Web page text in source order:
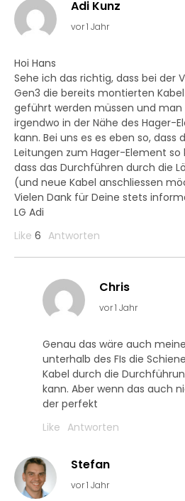
Adi Kunz
vor 1 Jahr
Hoi Hans
Sehe ich das richtig, dass bei der
Gen3 die bereits montierten
geführt werden müssen und man
irgendwo in der Nähe des Hager-
kann. Bei uns es es eben so, dass
Leitungen zum Hager-Element so
dass das Durchführen durch die
(und neue Kabel anschliessen
Vielen Dank für Deine stets
LG Adi
Like 6 Antworten
Chris
vor 1 Jahr
Genau das wäre auch
unterhalb des FIs die
Kabel durch die
kann. Aber wenn das auch
der perfekt
Like Antworten
Stefan
vor 1 Jahr